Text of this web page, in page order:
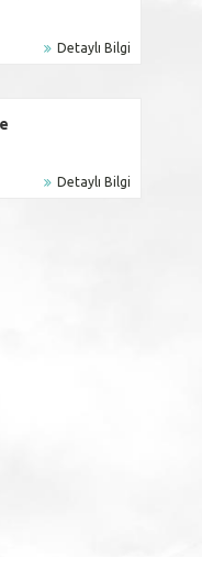
Detaylı Bilgi
Detaylı Bilgi